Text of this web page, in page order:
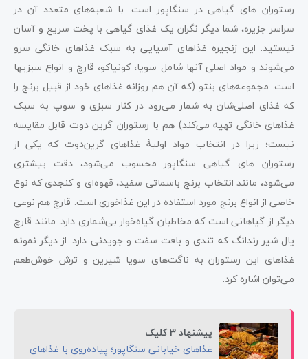
رستوران های گیاهی در سنگاپور است. با شعبه‌های متعدد آن در
سراسر جزیره، شما دیگر نگران یک غذای گیاهی با پخت سریع و آسان
نیستید. این زنجیره غذاهای آسیایی به سبک غذاهای خانگی سرو
می‌شوند و مواد اصلی آنها شامل سویا، کونیاکو، قارچ و انواع سبزی‎ها
است. مجموعه‌های بنتو (که آن هم روزانه غذاهای خود از قبیل برنج را
که غذای اصلی‌شان به شمار می‌رود در کنار سبزی و سوپ به سبک
غذاهای خانگی تهیه می‌کند) هم با رستوران گرین دوت قابل مقایسه
نیست؛ زیرا در انتخاب مواد اولیۀ غذاهای گرین‌دوت که یکی از
رستوران های گیاهی سنگاپور محسوب می‌شود، دقت بیشتری
می‌شود، مانند انتخاب برنج باسماتی سفید، قهوه‌ای و کنجدی که نوع
خاصی از انواع برنج مورد استفاده در این غذاخوری است. قارچ هم نوعی
دیگر از گیاهانی است که مخاطبان گیاه‌خوار بی‌شماری دارد. مانند قارچ
یال شیر رندانگ که تندی و بافت سفت و جویدنی دارد. از دیگر نمونه
غذاهای این رستوران به ناگت‌های سویا شیرین و ترش خوش‌طعم
می‌توان اشاره کرد.
پیشنهاد 3 کلیک
غذاهای خیابانی سنگاپور؛ پیاده‌روی با غذاهای